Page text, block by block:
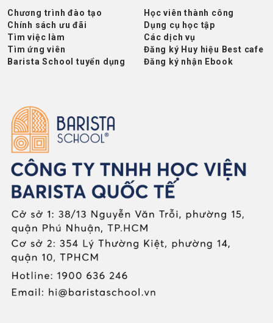
Chương trình đào tạo
Chính sách ưu đãi
Tìm việc làm
Tìm ứng viên
Barista School tuyển dụng
Học viên thành công
Dụng cụ học tập
Các dịch vụ
Đăng ký Huy hiệu Best cafe
Đăng ký nhận Ebook